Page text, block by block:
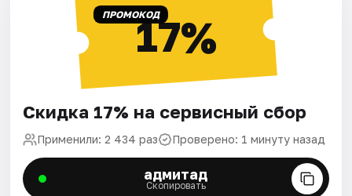
ПРОМОКОД17%
Скидка 17% на сервисный сбор
Применили: 2 434 раз Проверено: 1 минуту назад
адмитад
Скопировать